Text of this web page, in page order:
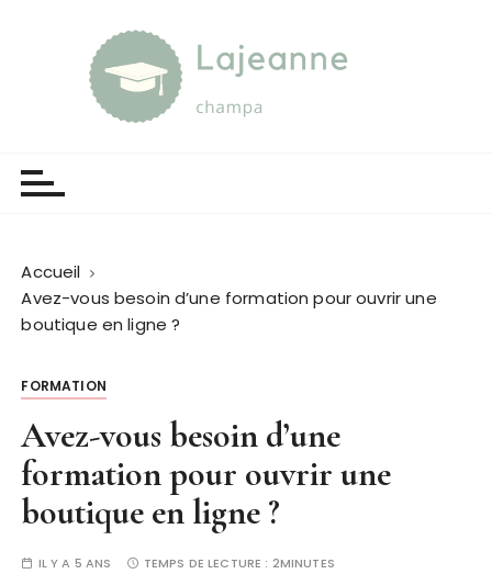
Accueil
Avez-vous besoin d’une formation pour ouvrir une
boutique en ligne ?
FORMATION
Avez-vous besoin d’une
formation pour ouvrir une
boutique en ligne ?
IL Y A 5 ANS TEMPS DE LECTURE : 2MINUTES